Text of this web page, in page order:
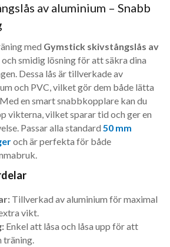
av aluminium – Snabb
med Gymstick skivstångslås av
och smidig lösning för att säkra dina
Dessa lås är tillverkade av
och PVC, vilket gör dem både lätta
en smart snabbkopplare kan du
vikterna, vilket sparar tid och ger en
Passar alla standard 50 mm
och är perfekta för både
Tillverkad av aluminium för maximal
vikt.
Enkel att låsa och låsa upp för att
träning.